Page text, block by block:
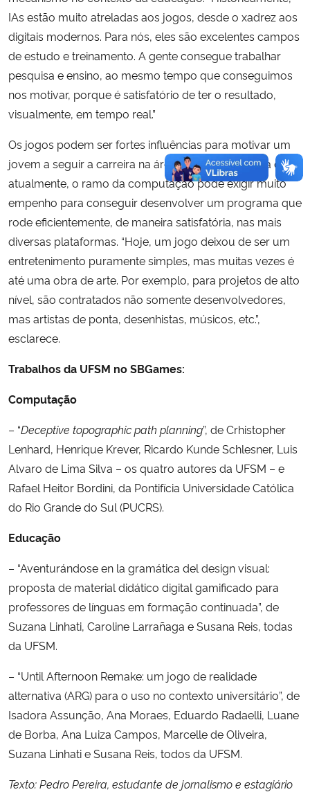
IAs estão muito atreladas aos jogos, desde o xadrez aos
digitais modernos. Para nós, eles são excelentes campos
de estudo e treinamento. A gente consegue trabalhar
pesquisa e ensino, ao mesmo tempo que conseguimos
nos motivar, porque é satisfatório de ter o resultado,
visualmente, em tempo real.”
Os jogos podem ser fortes influências para motivar um
jovem a seguir a carreira na área. Assunção explica que,
atualmente, o ramo da computação pode exigir muito
empenho para conseguir desenvolver um programa que
rode eficientemente, de maneira satisfatória, nas mais
diversas plataformas. “Hoje, um jogo deixou de ser um
entretenimento puramente simples, mas muitas vezes é
até uma obra de arte. Por exemplo, para projetos de alto
nível, são contratados não somente desenvolvedores,
mas artistas de ponta, desenhistas, músicos, etc.”,
esclarece.
Trabalhos da UFSM no SBGames:
Computação
– “Deceptive topographic path planning”, de Crhistopher
Lenhard, Henrique Krever, Ricardo Kunde Schlesner, Luis
Alvaro de Lima Silva – os quatro autores da UFSM – e
Rafael Heitor Bordini, da Pontifícia Universidade Católica
do Rio Grande do Sul (PUCRS).
Educação
– “Aventurándose en la gramática del design visual:
proposta de material didático digital gamificado para
professores de línguas em formação continuada”, de
Suzana Linhati, Caroline Larrañaga e Susana Reis, todas
da UFSM.
– “Until Afternoon Remake: um jogo de realidade
alternativa (ARG) para o uso no contexto universitário”, de
Isadora Assunção, Ana Moraes, Eduardo Radaelli, Luane
de Borba, Ana Luiza Campos, Marcelle de Oliveira,
Suzana Linhati e Susana Reis, todos da UFSM.
Texto: Pedro Pereira, estudante de jornalismo e estagiário